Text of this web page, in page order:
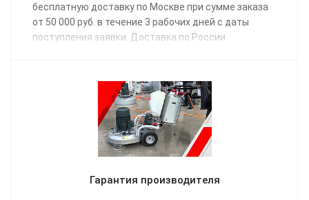
бесплатную доставку по Москве при сумме заказа
от 50 000 руб. в течение 3 рабочих дней с даты
поступления заявки. Доставка по России
Гарантия производителя